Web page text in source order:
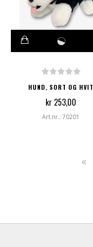
HUND, SORT OG HVIT
kr 253,00
Art.nr.: 70201